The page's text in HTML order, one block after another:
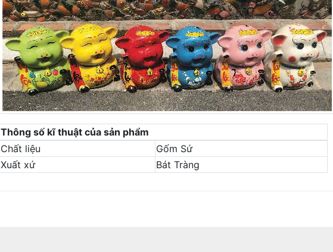
Thông số kĩ thuật của sản phẩm
Chất liệu
Gốm Sứ
Xuất xứ
Bát Tràng